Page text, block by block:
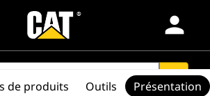
person
search
de produits Outils Présentation